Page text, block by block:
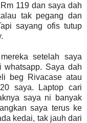
119 dan saya dah
tak pegang dan
sayang ofis tutup
setelah saya
whatsapp. Saya dah
beg Rivacase atau
saya. Laptop cari
saya ni banyak
saya terus ke
kedai, tak jauh dari